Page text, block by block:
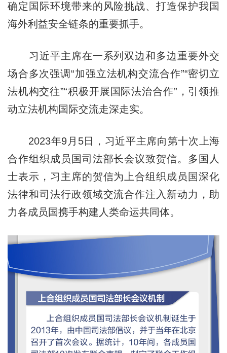
确定国际环境带来的风险挑战、打造保护我国
海外利益安全链条的重要抓手。
习近平主席在一系列双边和多边重要外交
场合多次强调“加强立法机构交流合作”“密切立
法机构交往”“积极开展国际法治合作”，引领推
动立法机构国际交流走深走实。
2023年9月5日，习近平主席向第十次上海
合作组织成员国司法部长会议致贺信。多国人
士表示，习主席的贺信为上合组织成员国深化
法律和司法行政领域交流合作注入新动力，助
力各成员国携手构建人类命运共同体。